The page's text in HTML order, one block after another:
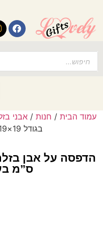
עמוד הבית / חנות /אבני
בגודל 19×19 ס”מ בעיצוב אישי
ס”מ